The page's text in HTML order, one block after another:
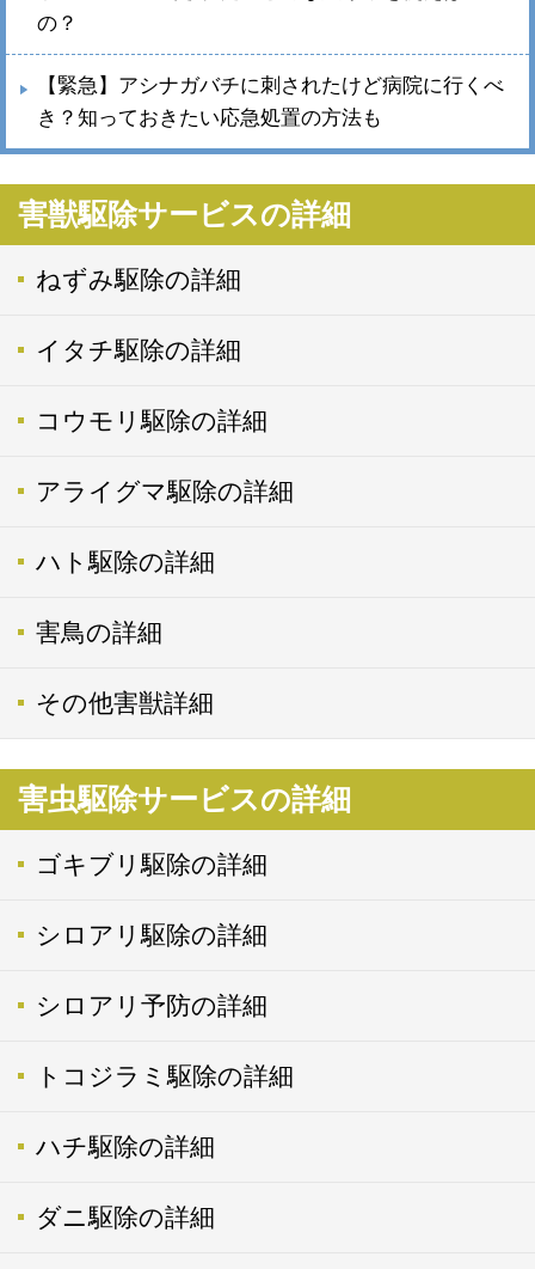
の？
【緊急】アシナガバチに刺されたけど病院に行くべ
き？知っておきたい応急処置の方法も
害獣駆除サービスの詳細
ねずみ駆除の詳細
イタチ駆除の詳細
コウモリ駆除の詳細
アライグマ駆除の詳細
ハト駆除の詳細
害鳥の詳細
その他害獣詳細
害虫駆除サービスの詳細
ゴキブリ駆除の詳細
シロアリ駆除の詳細
シロアリ予防の詳細
トコジラミ駆除の詳細
ハチ駆除の詳細
ダニ駆除の詳細